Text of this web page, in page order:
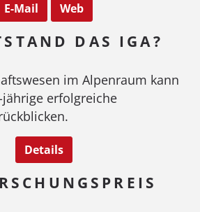
E-Mail Web
DAS IGA?
im Alpenraum kann
erfolgreiche
Details